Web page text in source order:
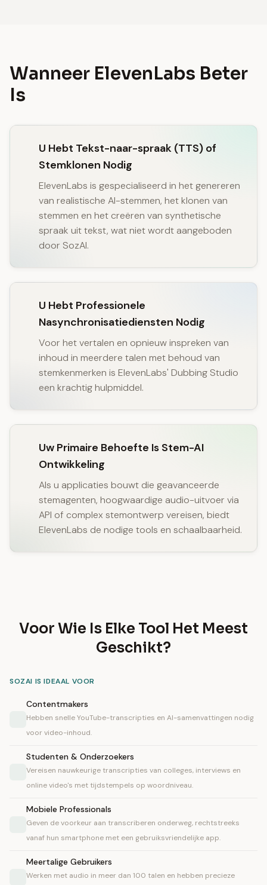
Wanneer ElevenLabs Beter
Is
U Hebt Tekst-naar-spraak (TTS) of
Stemklonen Nodig
ElevenLabs is gespecialiseerd in het genereren
van realistische AI-stemmen, het klonen van
stemmen en het creëren van synthetische
spraak uit tekst, wat niet wordt aangeboden
door SozAI.
U Hebt Professionele
Nasynchronisatiediensten Nodig
Voor het vertalen en opnieuw inspreken van
inhoud in meerdere talen met behoud van
stemkenmerken is ElevenLabs' Dubbing Studio
een krachtig hulpmiddel.
Uw Primaire Behoefte Is Stem-AI
Ontwikkeling
Als u applicaties bouwt die geavanceerde
stemagenten, hoogwaardige audio-uitvoer via
API of complex stemontwerp vereisen, biedt
ElevenLabs de nodige tools en schaalbaarheid.
Voor Wie Is Elke Tool Het Meest
Geschikt?
SOZAI IS IDEAAL VOOR
Contentmakers
Hebben snelle YouTube-transcripties en AI-samenvattingen nodig
voor video-inhoud.
Studenten & Onderzoekers
Vereisen nauwkeurige transcripties van colleges, interviews en
online video's met tijdstempels op woordniveau.
Mobiele Professionals
Geven de voorkeur aan transcriberen onderweg, rechtstreeks
vanaf hun smartphone met een gebruiksvriendelijke app.
Meertalige Gebruikers
Werken met audio in meer dan 100 talen en hebben precieze